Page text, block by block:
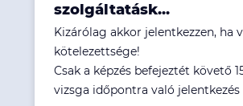
szolgáltatásk...
Kizárólag akkor jelentkezzen, ha
kötelezettsége!
Csak a képzés befejeztét követő
vizsga időpontra való jelentkezés